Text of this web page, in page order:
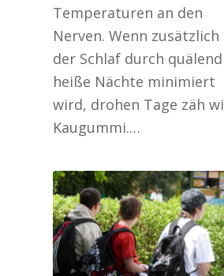
Temperaturen an den
Nerven. Wenn zusätzlich
der Schlaf durch quälend
heiße Nächte minimiert
wird, drohen Tage zäh
Kaugummi.…